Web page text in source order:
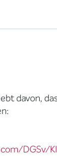
davon,
DGSv/